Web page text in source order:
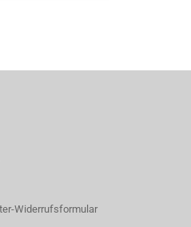
Widerrufsformular